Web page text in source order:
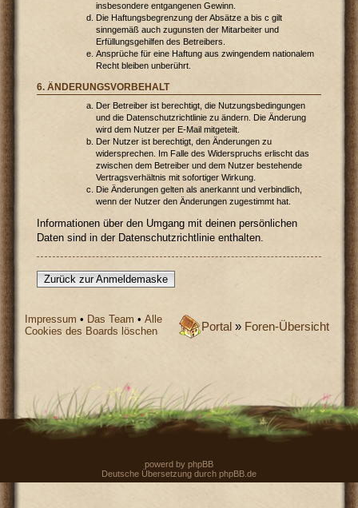
insbesondere entgangenen Gewinn.
Die Haftungsbegrenzung der Absätze a bis c gilt
sinngemäß auch zugunsten der Mitarbeiter und
Erfüllungsgehilfen des Betreibers.
Ansprüche für eine Haftung aus zwingendem nationalem
Recht bleiben unberührt.
6. ÄNDERUNGSVORBEHALT
Der Betreiber ist berechtigt, die Nutzungsbedingungen
und die Datenschutzrichtlinie zu ändern. Die Änderung
wird dem Nutzer per E-Mail mitgeteilt.
Der Nutzer ist berechtigt, den Änderungen zu
widersprechen. Im Falle des Widerspruchs erlischt das
zwischen dem Betreiber und dem Nutzer bestehende
Vertragsverhältnis mit sofortiger Wirkung.
Die Änderungen gelten als anerkannt und verbindlich,
wenn der Nutzer den Änderungen zugestimmt hat.
Informationen über den Umgang mit deinen persönlichen
Daten sind in der Datenschutzrichtlinie enthalten.
Zurück zur Anmeldemaske
Portal » Foren-Übersicht
Impressum • Das Team •Alle
Cookies des Boards löschen
powerd by phpBB
Deutsche Übersetzung durch phpBB.de